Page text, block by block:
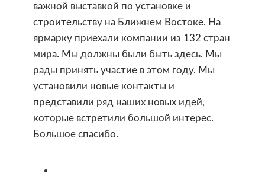
важной выставкой по установке и
строительству на Ближнем Востоке. На
ярмарку приехали компании из 132 стран
мира. Мы должны были быть здесь. Мы
рады принять участие в этом году. Мы
установили новые контакты и
представили ряд наших новых идей,
которые встретили большой интерес.
Большое спасибо.